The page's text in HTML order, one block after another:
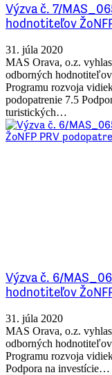
Výzva č. 7/
hodnotiteľov
31. júla 2020
MAS Orava, o.z.
odborných
Programu rozvoja
podopatrenie 7.5
turistických…
Výzva č. 6/
hodnotiteľov
31. júla 2020
MAS Orava, o.z.
odborných
Programu rozvoja
Podpora na investície…